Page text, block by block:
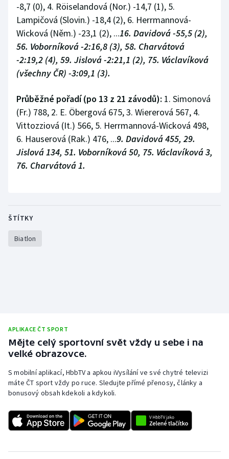
-8,7 (0), 4. Röiselandová (Nor.) -14,7 (1), 5.
Lampičová (Slovin.) -18,4 (2), 6. Herrmannová-
Wicková (Něm.) -23,1 (2), ...16. Davidová -55,5 (2),
56. Voborníková -2:16,8 (3), 58. Charvátová
-2:19,2 (4), 59. Jislová -2:21,1 (2), 75. Václavíková
(všechny ČR) -3:09,1 (3).
Průběžné pořadí (po 13 z 21 závodů): 1. Simonová
(Fr.) 788, 2. E. Öbergová 675, 3. Wiererová 567, 4.
Vittozziová (It.) 566, 5. Herrmannová-Wicková 498,
6. Hauserová (Rak.) 476, ...9. Davidová 455, 29.
Jislová 134, 51. Voborníková 50, 75. Václavíková 3,
76. Charvátová 1.
ŠTÍTKY
Biatlon
APLIKACE ČT SPORT
Mějte celý sportovní svět vždy u sebe i na
velké obrazovce.
S mobilní aplikací, HbbTV a apkou iVysílání ve své chytré televizi
máte ČT sport vždy po ruce. Sledujte přímé přenosy, články a
bonusový obsah kdekoli a kdykoli.